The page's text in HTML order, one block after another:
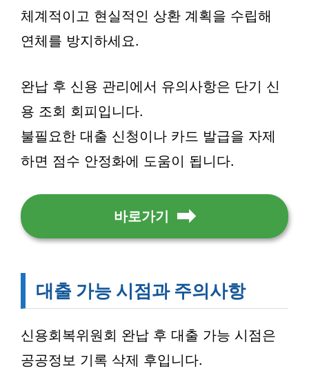
체계적이고 현실적인 상환 계획을 수립해
연체를 방지하세요.
완납 후 신용 관리에서 유의사항은 단기 신
용 조회 회피입니다.
불필요한 대출 신청이나 카드 발급을 자제
하면 점수 안정화에 도움이 됩니다.
바로가기
대출 가능 시점과 주의사항
신용회복위원회 완납 후 대출 가능 시점은
공공정보 기록 삭제 후입니다.